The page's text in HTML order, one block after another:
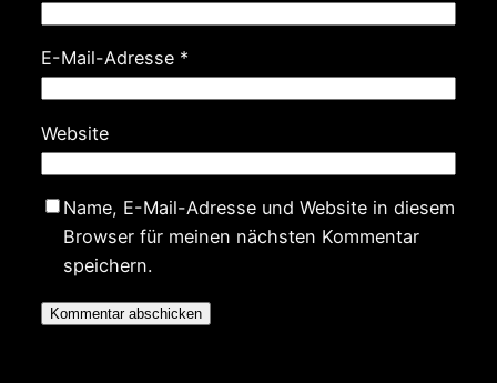
E-Mail-Adresse *
Website
Name, E-Mail-Adresse und Website in diesem
Browser für meinen nächsten Kommentar
speichern.